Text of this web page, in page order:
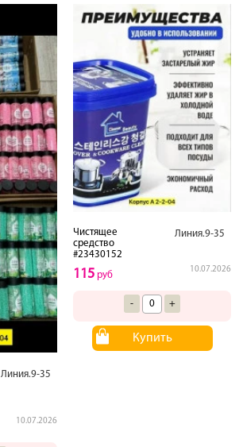
Линия.9-35
10.07.2026
Чистящее
средство
#23430152
Линия.9-35
10.07.2026
115 руб
- +
Купить